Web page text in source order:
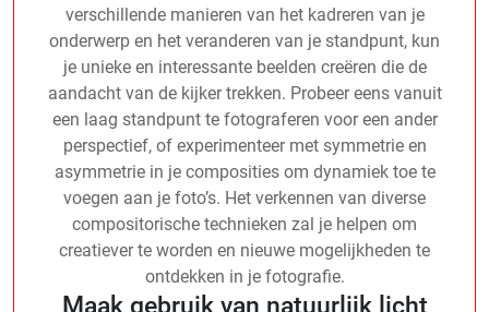
verschillende manieren van het kadreren van je
onderwerp en het veranderen van je standpunt, kun
je unieke en interessante beelden creëren die de
aandacht van de kijker trekken. Probeer eens vanuit
een laag standpunt te fotograferen voor een ander
perspectief, of experimenteer met symmetrie en
asymmetrie in je composities om dynamiek toe te
voegen aan je foto’s. Het verkennen van diverse
compositorische technieken zal je helpen om
creatiever te worden en nieuwe mogelijkheden te
ontdekken in je fotografie.
Maak gebruik van natuurlijk licht